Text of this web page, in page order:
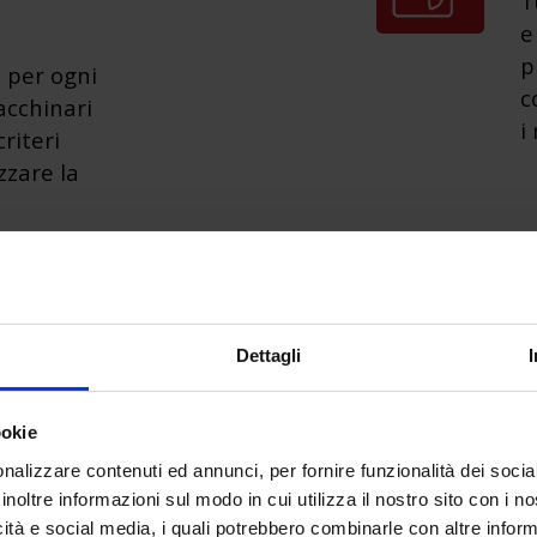
Dettagli
contenuti ed annunci, per fornire funzionalità dei
informazioni sul modo in cui utilizza il nostro sito con i
e social media, i quali potrebbero combinarle con altre
per ogni
la
i
dalla
ben